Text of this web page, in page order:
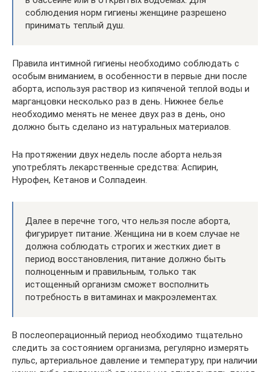
соблюдения норм гигиены женщине разрешено
принимать теплый душ.
Правила интимной гигиены необходимо соблюдать с
особым вниманием, в особенности в первые дни после
аборта, используя раствор из кипяченой теплой воды и
марганцовки несколько раз в день. Нижнее белье
необходимо менять не менее двух раз в день, оно
должно быть сделано из натуральных материалов.
На протяжении двух недель после аборта нельзя
употреблять лекарственные средства: Аспирин,
Нурофен, Кетанов и Солпадеин.
Далее в перечне того, что нельзя после аборта,
фигурирует питание. Женщина ни в коем случае не
должна соблюдать строгих и жестких диет в
период восстановления, питание должно быть
полноценным и правильным, только так
истощенный организм сможет восполнить
потребность в витаминах и макроэлементах.
В послеоперационный период необходимо тщательно
следить за состоянием организма, регулярно измерять
пульс, артериальное давление и температуру, при наличии